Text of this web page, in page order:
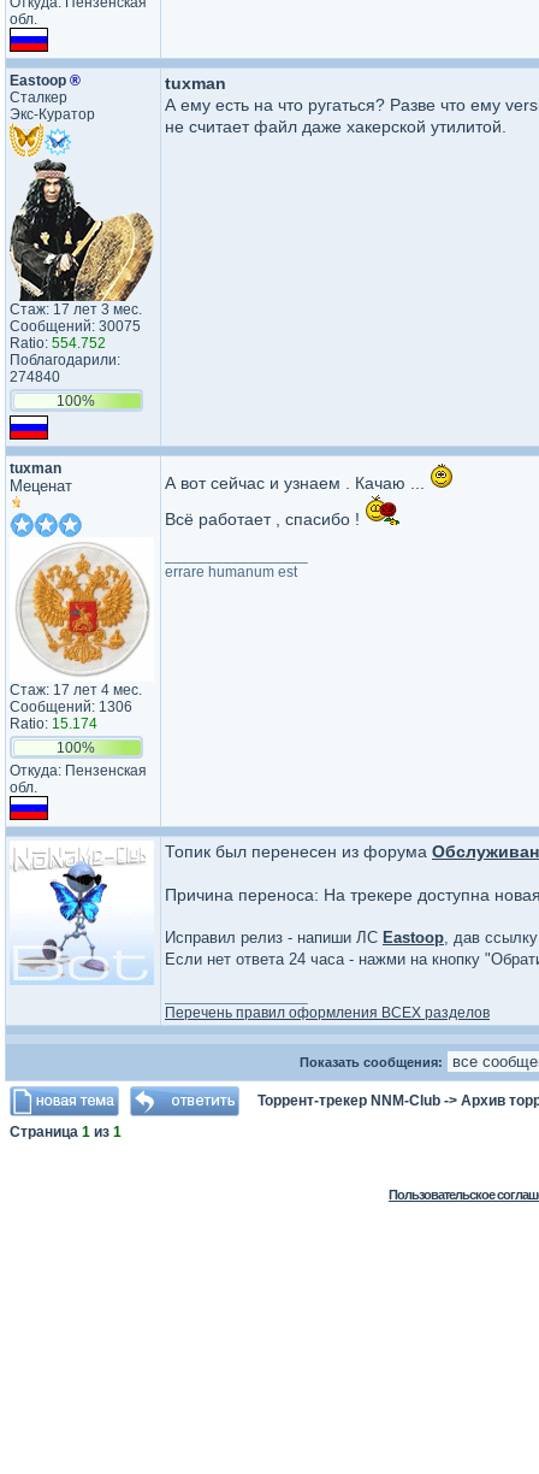
обл.
Eastoop ®
Сталкер
Экс-Куратор
Стаж: 17 лет 3 мес.
Сообщений: 30075
Ratio: 554.752
Поблагодарили:
274840
100%
tuxman
А ему есть на что ругаться? Разве что ему
не считает файл даже хакерской утилитой.
tuxman
Меценат
Стаж: 17 лет 4 мес.
Сообщений: 1306
Ratio: 15.174
100%
Откуда: Пензенская
обл.
А вот сейчас и узнаем . Качаю ...
Всё работает , спасибо !
errare humanum est
Топик был перенесен из форума
Причина переноса: На трекере доступна
Исправил релиз - напиши ЛС Eastoop, дав
Если нет ответа 24 часа - нажми на кнопку
Перечень правил оформления ВСЕХ разделов
Показать сообщения:
Торрент-трекер NNM-Club -> Архив
Страница 1 из 1
Пользовательское